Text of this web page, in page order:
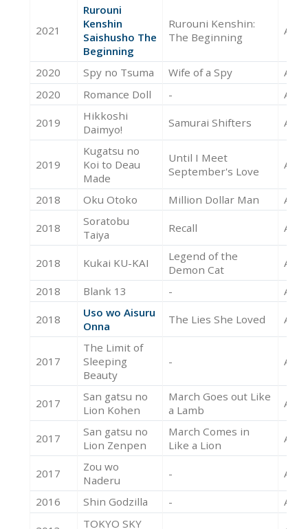
2021
Rurouni
Kenshin
Saishusho The
Beginning
Rurouni Kenshin:
The Beginning
2020 Spy no Tsuma Wife of a Spy
2020
Romance Doll -
2019
Hikkoshi
Daimyo!
Samurai Shifters
2019
Kugatsu no
Koi to Deau
Made
Until I Meet
September's Love
2018 Oku Otoko Million Dollar Man
2018
Soratobu
Taiya
Recall
2018 Kukai KU-KAI
Legend of the
Demon Cat
2018 Blank 13 -
2018
Uso wo Aisuru
Onna
The Lies She Loved
2017
The Limit of
Sleeping
Beauty
-
2017
San gatsu no
Lion Kohen
March Goes out Like
a Lamb
2017
San gatsu no
Lion Zenpen
March Comes in
Like a Lion
2017
Zou wo
Naderu
-
2016 Shin Godzilla -
TOKYO SKY